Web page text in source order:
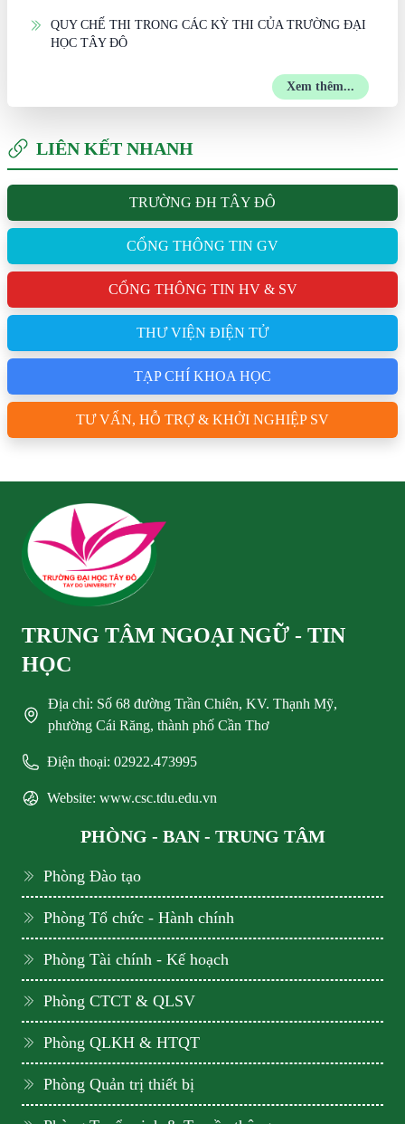
QUY CHẾ THI TRONG CÁC KỲ THI CỦA TRƯỜNG ĐẠI
HỌC TÂY ĐÔ
Xem thêm...
LIÊN KẾT NHANH
TRƯỜNG ĐH TÂY ĐÔ
CỔNG THÔNG TIN GV
CỔNG THÔNG TIN HV & SV
THƯ VIỆN ĐIỆN TỬ
TẠP CHÍ KHOA HỌC
TƯ VẤN, HỖ TRỢ & KHỞI NGHIỆP SV
TRUNG TÂM NGOẠI NGỮ - TIN
HỌC
Địa chỉ: Số 68 đường Trần Chiên, KV. Thạnh Mỹ,
phường Cái Răng, thành phố Cần Thơ
Điện thoại: 02922.473995
Website: www.csc.tdu.edu.vn
PHÒNG - BAN - TRUNG TÂM
Phòng Đào tạo
Phòng Tổ chức - Hành chính
Phòng Tài chính - Kế hoạch
Phòng CTCT & QLSV
Phòng QLKH & HTQT
Phòng Quản trị thiết bị